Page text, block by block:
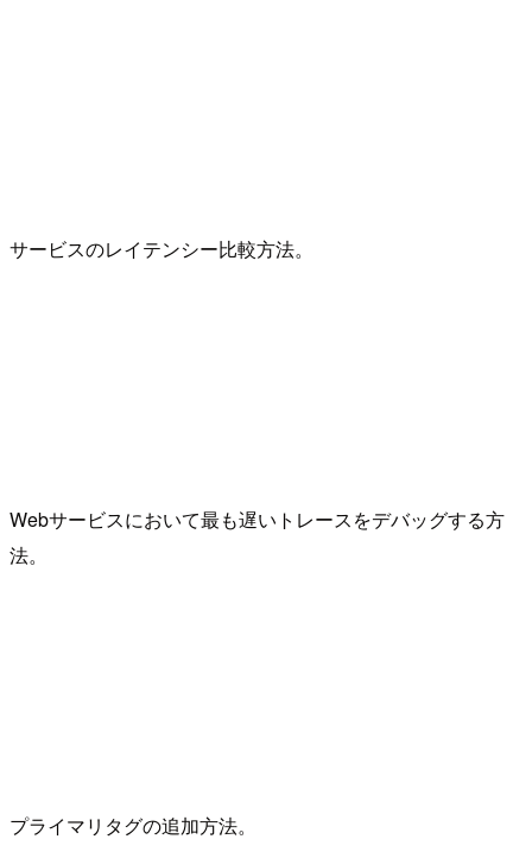
サービスのレイテンシー比較方法。
Webサービスにおいて最も遅いトレースをデバッグする方
法。
プライマリタグの追加方法。